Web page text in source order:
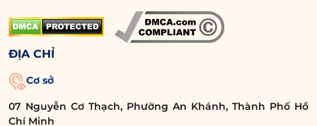
ĐỊA CHỈ
Cơ sở
07 Nguyễn Cơ Thạch, Phường An Khánh, Thành Phố Hồ
Chí Minh